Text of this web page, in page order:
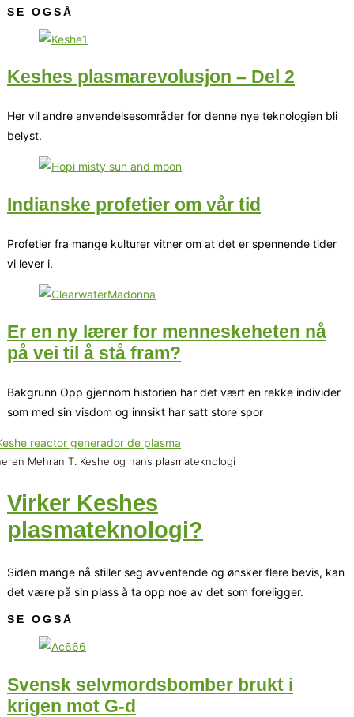
SE OGSÅ
Keshes plasmarevolusjon – Del 2
Her vil andre anvendelsesområder for denne nye teknologien bli
belyst.
Indianske profetier om vår tid
Profetier fra mange kulturer vitner om at det er spennende tider
vi lever i.
Er en ny lærer for menneskeheten nå
på vei til å stå fram?
Bakgrunn Opp gjennom historien har det vært en rekke individer
som med sin visdom og innsikt har satt store spor
Mehran T. Keshe og hans plasmateknologi
Virker Keshes
plasmateknologi?
Siden mange nå stiller seg avventende og ønsker flere bevis, kan
det være på sin plass å ta opp noe av det som foreligger.
SE OGSÅ
Svensk selvmordsbomber brukt i
krigen mot G-d